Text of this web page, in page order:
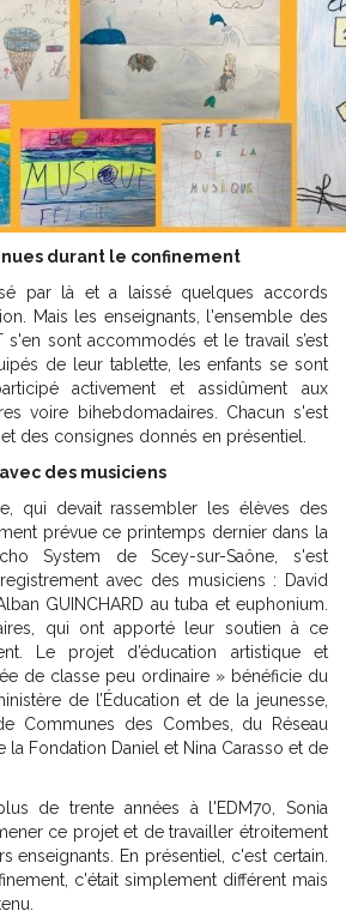
durant le confinement
par là et a laissé quelques accords
Mais les enseignants, l'ensemble des
s'en sont accommodés et le travail s’est
de leur tablette, les enfants se sont
activement et assidûment aux
voire bihebdomadaires. Chacun s'est
des consignes donnés en présentiel.
des musiciens
qui devait rassembler les élèves des
prévue ce printemps dernier dans la
System de Scey-sur-Saône, s'est
avec des musiciens : David
GUINCHARD au tuba et euphonium.
qui ont apporté leur soutien à ce
Le projet d’éducation artistique et
de classe peu ordinaire » bénéficie du
de l’Éducation et de la jeunesse,
Communes des Combes, du Réseau
la Fondation Daniel et Nina Carasso et de
de trente années à l'EDM70, Sonia
ce projet et de travailler étroitement
enseignants. En présentiel, c'est certain.
c'était simplement différent mais